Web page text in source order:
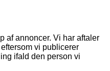
af annoncer. Vi har aftaler
vi publicerer
ifald den person vi